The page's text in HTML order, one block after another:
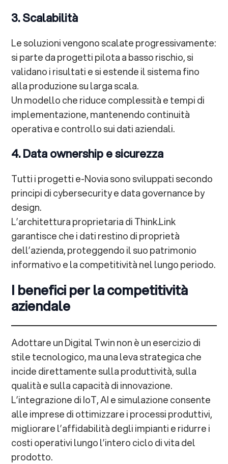
3. Scalabilità
Le soluzioni vengono scalate progressivamente:
si parte da progetti pilota a basso rischio, si
validano i risultati e si estende il sistema fino
alla produzione su larga scala.
Un modello che riduce complessità e tempi di
implementazione, mantenendo continuità
operativa e controllo sui dati aziendali.
4. Data ownership e sicurezza
Tutti i progetti e-Novia sono sviluppati secondo
principi di cybersecurity e data governance by
design.
L’architettura proprietaria di Think.Link
garantisce che i dati restino di proprietà
dell’azienda, proteggendo il suo patrimonio
informativo e la competitività nel lungo periodo.
I benefici per la competitività
aziendale
Adottare un Digital Twin non è un esercizio di
stile tecnologico, ma una leva strategica che
incide direttamente sulla produttività, sulla
qualità e sulla capacità di innovazione.
L’integrazione di IoT, AI e simulazione consente
alle imprese di ottimizzare i processi produttivi,
migliorare l’affidabilità degli impianti e ridurre i
costi operativi lungo l’intero ciclo di vita del
prodotto.